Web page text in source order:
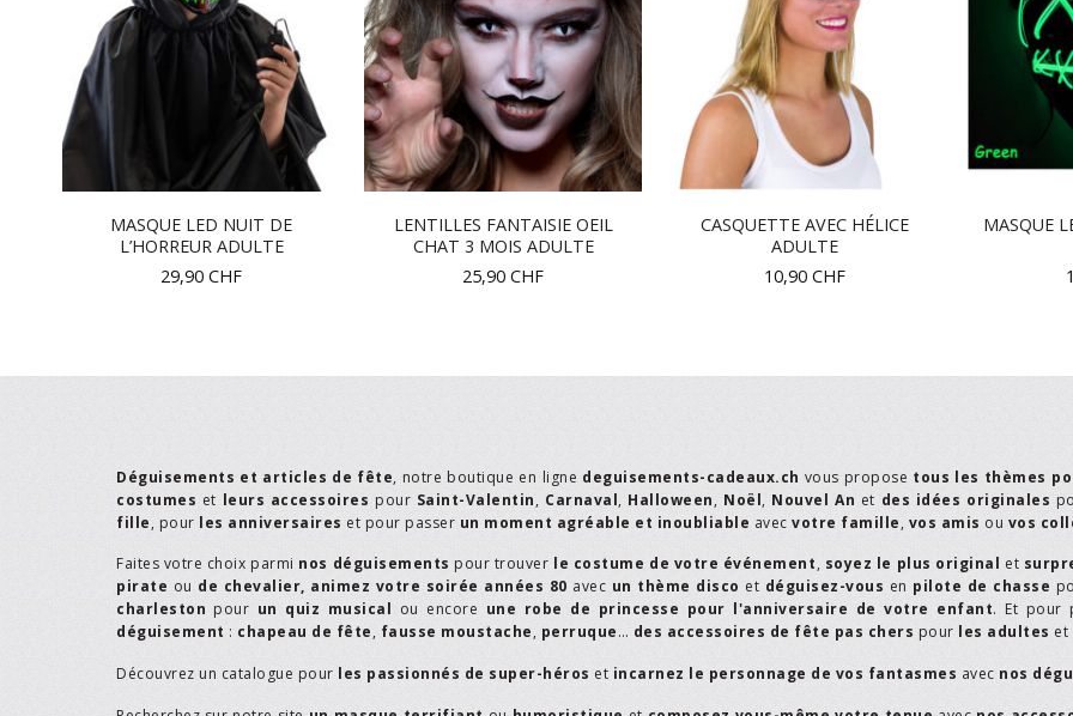
MASQUE LED NUIT DE
L’HORREUR ADULTE
29,90 CHF
LENTILLES FANTAISIE OEIL
CHAT 3 MOIS ADULTE
25,90 CHF
CASQUETTE AVEC HÉLICE
ADULTE
10,90 CHF
MASQUE
Déguisements et articles de fête, notre boutique en ligne deguisements-cadeaux.ch vous propose tous les thèmes
costumes et leurs accessoires pour Saint-Valentin, Carnaval, Halloween, Noël, Nouvel An et des idées originales
fille, pour les anniversaires et pour passer un moment agréable et inoubliable avec votre famille, vos amis ou vos
Faites votre choix parmi nos déguisements pour trouver le costume de votre événement, soyez le plus original et
pirate ou de chevalier, animez votre soirée années 80 avec un thème disco et déguisez-vous en pilote de chasse
charleston pour un quiz musical ou encore une robe de princesse pour l'anniversaire de votre enfant. Et pour
déguisement : chapeau de fête, fausse moustache, perruque… des accessoires de fête pas chers pour les adultes et
Découvrez un catalogue pour les passionnés de super-héros et incarnez le personnage de vos fantasmes avec nos